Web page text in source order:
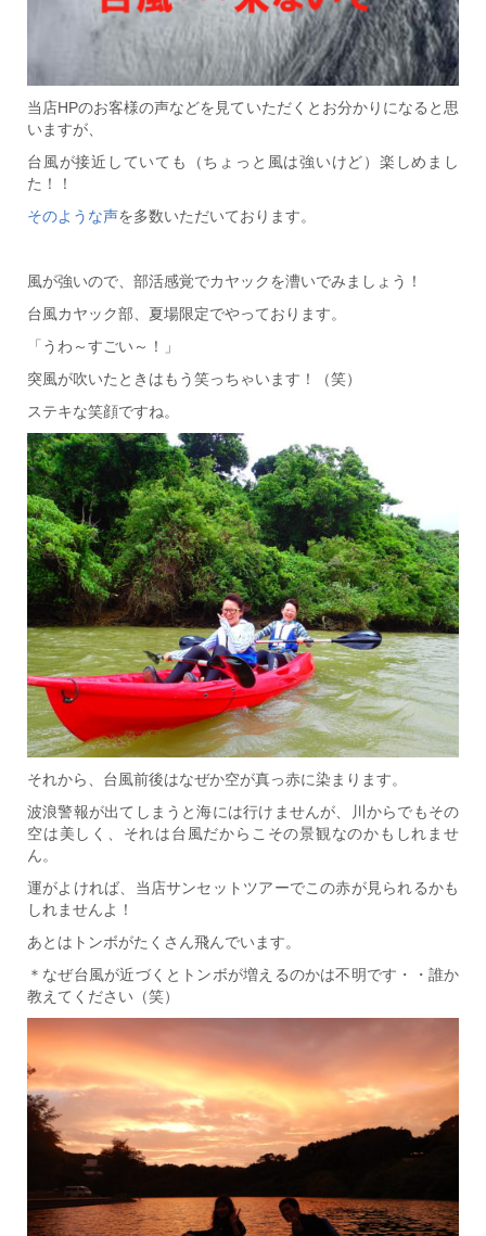
当店HPのお客様の声などを見ていただくとお分かりになると思
いますが、
台風が接近していても（ちょっと風は強いけど）楽しめまし
た！！
そのような声を多数いただいております。
風が強いので、部活感覚でカヤックを漕いでみましょう！
台風カヤック部、夏場限定でやっております。
「うわ～すごい～！」
突風が吹いたときはもう笑っちゃいます！（笑）
ステキな笑顔ですね。
それから、台風前後はなぜか空が真っ赤に染まります。
波浪警報が出てしまうと海には行けませんが、川からでもその
空は美しく、それは台風だからこその景観なのかもしれませ
ん。
運がよければ、当店サンセットツアーでこの赤が見られるかも
しれませんよ！
あとはトンボがたくさん飛んでいます。
＊なぜ台風が近づくとトンボが増えるのかは不明です・・誰か
教えてください（笑）